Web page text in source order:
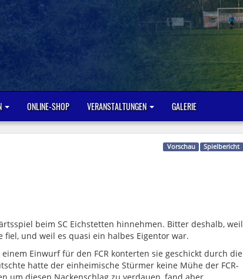
ONLINE-SHOP VERANSTALTUNGEN GALERIE
Spielbericht
Vorschau
beim SC Eichstetten hinnehmen. Bitter deshalb, weil
und weil es quasi ein halbes Eigentor war.
Einwurf für den FCR konterten sie geschickt durch die
hatte der einheimische Stürmer keine Mühe der FCR-
um diesen Nackenschlag zu verdauen, fand aber